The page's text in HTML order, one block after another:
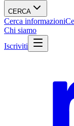
CERCA
Cerca informazioni
Chi siamo
Iscriviti